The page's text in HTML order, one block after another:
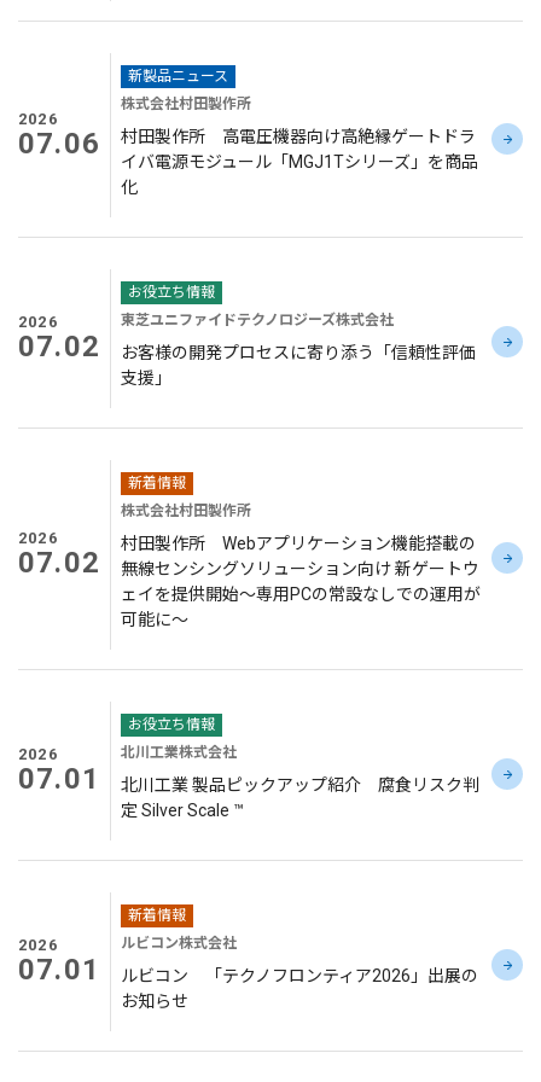
2026
07.06
新製品ニュース
株式会社村田製作所
村田製作所 高電圧機器向け高絶縁ゲートドラ
イバ電源モジュール「MGJ1Tシリーズ」を商品
化
2026
07.02
お役立ち情報
東芝ユニファイドテクノロジーズ株式会社
お客様の開発プロセスに寄り添う「信頼性評価
支援」
2026
07.02
新着情報
株式会社村田製作所
村田製作所 Webアプリケーション機能搭載の
無線センシングソリューション向け 新ゲートウ
ェイを提供開始～専用PCの常設なしでの運用が
可能に～
2026
07.01
お役立ち情報
北川工業株式会社
北川工業 製品ピックアップ紹介 腐食リスク判
定 Silver Scale ™
2026
07.01
新着情報
ルビコン株式会社
ルビコン 「テクノフロンティア2026」出展の
お知らせ